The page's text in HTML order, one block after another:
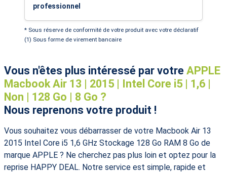
professionnel
* Sous réserve de conformité de votre produit avec votre déclaratif
(1) Sous forme de virement bancaire
Vous n'êtes plus intéressé par votre APPLE
Macbook Air 13 | 2015 | Intel Core i5 | 1,6 |
Non | 128 Go | 8 Go ?
Nous reprenons votre produit !
Vous souhaitez vous débarrasser de votre Macbook Air 13
2015 Intel Core i5 1,6 GHz Stockage 128 Go RAM 8 Go de
marque APPLE ? Ne cherchez pas plus loin et optez pour la
reprise HAPPY DEAL. Notre service est simple, rapide et